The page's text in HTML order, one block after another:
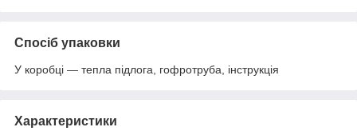
Спосіб упаковки
У коробці — тепла підлога, гофротруба, інструкція
Характеристики